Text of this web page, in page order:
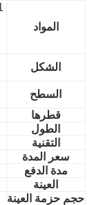
الصفحة الرئيسية
المنتجات
مقاطع فيديو
المواد
الشكل
السطح
قطرها
الطول
التقنية
سعر المدة
مدة الدفع
العينة
حجم حزمة العينة